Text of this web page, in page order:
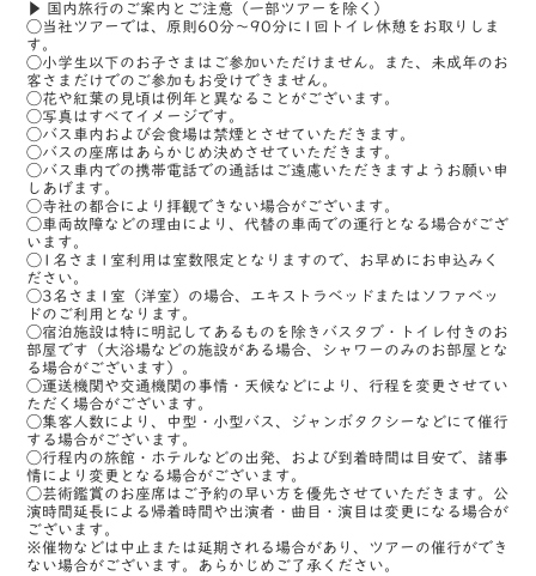
▶ 国内旅行のご案内とご注意（一部ツアーを除く）
◯当社ツアーでは、原則60分〜90分に1回トイレ休憩をお取りしま
す。
◯小学生以下のお子さまはご参加いただけません。また、未成年のお
客さまだけでのご参加もお受けできません。
◯花や紅葉の見頃は例年と異なることがございます。
◯写真はすべてイメージです。
◯バス車内および会食場は禁煙とさせていただきます。
◯バスの座席はあらかじめ決めさせていただきます。
◯バス車内での携帯電話での通話はご遠慮いただきますようお願い申
しあげます。
◯寺社の都合により拝観できない場合がございます。
◯車両故障などの理由により、代替の車両での運行となる場合がござ
います。
◯1名さま1室利用は室数限定となりますので、お早めにお申込みく
ださい。
◯3名さま1室（洋室）の場合、エキストラベッドまたはソファベッ
ドのご利用となります。
◯宿泊施設は特に明記してあるものを除きバスタブ・トイレ付きのお
部屋です（大浴場などの施設がある場合、シャワーのみのお部屋とな
る場合がございます）。
◯運送機関や交通機関の事情・天候などにより、行程を変更させてい
ただく場合がございます。
◯集客人数により、中型・小型バス、ジャンボタクシーなどにて催行
する場合がございます。
◯行程内の旅館・ホテルなどの出発、および到着時間は目安で、諸事
情により変更となる場合がございます。
◯芸術鑑賞のお座席はご予約の早い方を優先させていただきます。公
演時間延長による帰着時間や出演者・曲目・演目は変更になる場合が
ございます。
※催物などは中止または延期される場合があり、ツアーの催行ができ
ない場合がございます。あらかじめご了承ください。